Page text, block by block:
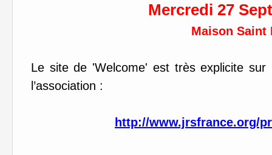
Mercredi 27
Maison Saint
Le site de 'Welcome' est très explicite sur
l’association :
http://www.jrsfrance.org/